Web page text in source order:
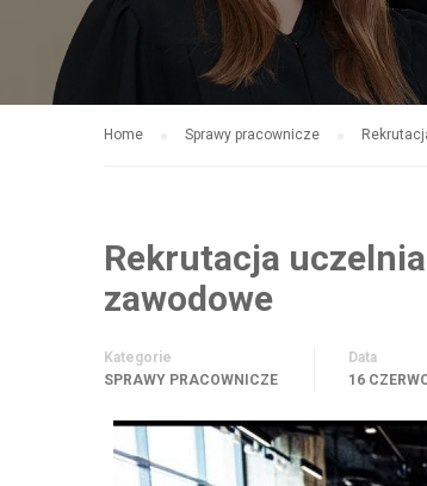
Home Sprawy pracownicze
Rekrutacja
zawodowe
Kategorie
SPRAWY PRACOWNICZE
Data
16